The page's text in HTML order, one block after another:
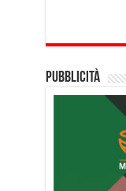
Pubblicità